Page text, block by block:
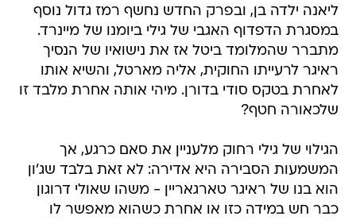
ליאנה ילדה בן, ובפרק החדש נחשף רמז גדול נוסף
במסגרת הדפדוף האגבי של גילי ביומנו של מיינרד.
מתברר שהמלומד ביטל אז את נישואיו של הנסיך
ראיגר לרעייתו החוקית, אליה מארטל, והשיא אותו
לאחרת בטקס סודי בדורן. מיהי אותה אחרת מלבד זו
שלכאורה חטף?
הגילוי של גילי רחוק מלעניין את סאם כרגע, אך
המשמעות הסבירה היא אדירה: לא זאת בלבד שג'ון
הוא בנו של ראיגר טארגאריין - משהו שאולי דרוגון
כבר חש במידה כזו או אחרת כשהוא מאפשר לו